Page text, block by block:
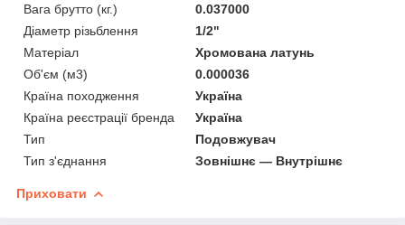
Вага брутто (кг.)
0.037000
Діаметр різьблення
1/2"
Матеріал
Хромована латунь
Об'єм (м3)
0.000036
Країна походження
Україна
Країна реєстрації бренда
Україна
Тип
Подовжувач
Тип з'єднання
Зовнішнє — Внутрішнє
Приховати